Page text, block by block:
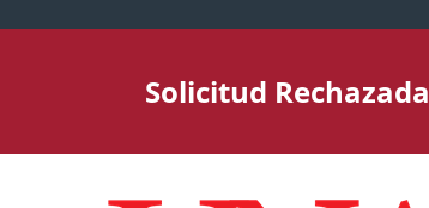
Solicitud Rechazada